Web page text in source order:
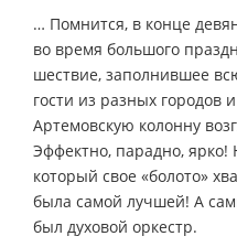
… Помнится, в конце
во время большого
шествие, заполнившее
гости из разных городов
Артемовскую колонну
Эффектно, парадно, ярко!
который свое «болото»
была самой лучшей! А
был духовой оркестр.